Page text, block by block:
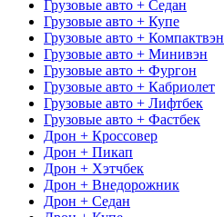
Грузовые авто + Седан
Грузовые авто + Купе
Грузовые авто + Компактвэн
Грузовые авто + Минивэн
Грузовые авто + Фургон
Грузовые авто + Кабриолет
Грузовые авто + Лифтбек
Грузовые авто + Фастбек
Дрон + Кроссовер
Дрон + Пикап
Дрон + Хэтчбек
Дрон + Внедорожник
Дрон + Седан